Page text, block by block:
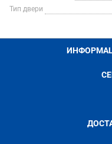
Тип двери